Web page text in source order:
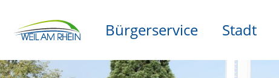
Bürgerservice Stadt